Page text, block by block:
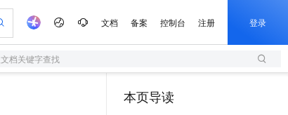
文档 备案 控制台 注册 登录
档关键字查找
本页导读
轻量应用服务器
Agency Agents：拥有专属领域专家
AI 活动
AI 生产力先锋
阿里云 OPC 创新助力计划
专业服务
服务伙伴合作计划
Al MaaS 服务伙伴赋能合作
开发者社区
加入我们